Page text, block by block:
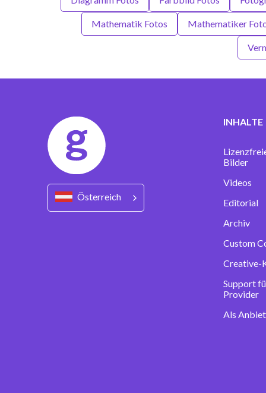
Mathematik Fotos Mathematiker
Österreich
INHALTE
Bilder
Videos
Editorial
Archiv
Custom
Creative-
Support
Provider
Als